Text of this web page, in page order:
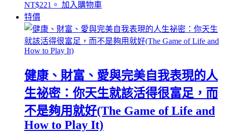
NT$221。 加入購物車
特價
健康、財富、愛與完美自我表現的人
生祕密：你天生就該活得很富足，而
不是夠用就好(The Game of Life and
How to Play It)